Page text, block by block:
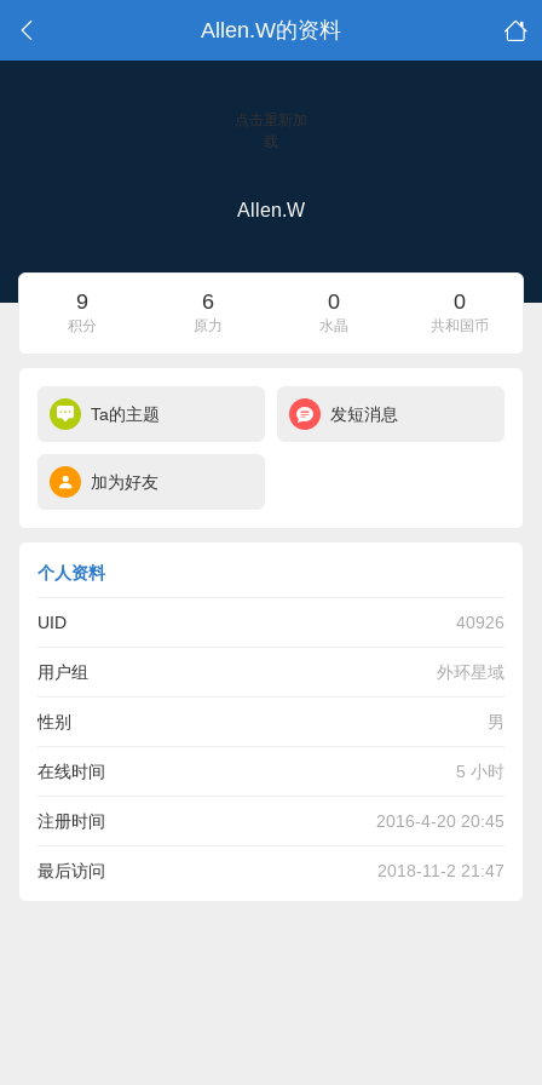
Allen.W的资料
点击重新加
载
Allen.W
9
积分
6
原力
0
水晶
0
共和国币
Ta的主题 发短消息
加为好友
个人资料
UID 40926
用户组 外环星域
性别 男
在线时间 5 小时
注册时间 2016-4-20 20:45
最后访问 2018-11-2 21:47